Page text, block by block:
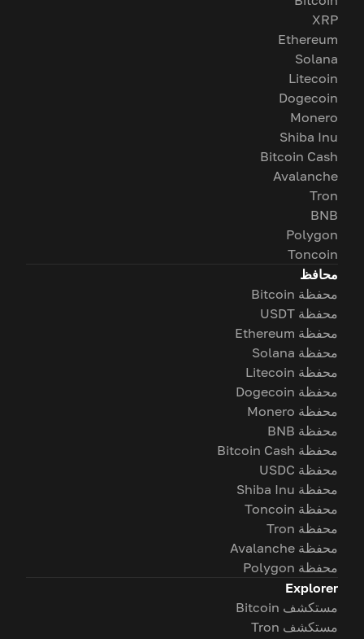
XRP
Ethereum
Solana
Litecoin
Dogecoin
Monero
Shiba Inu
Bitcoin Cash
Avalanche
Tron
BNB
Polygon
Toncoin
محافظ
محفظة Bitcoin
محفظة USDT
محفظة Ethereum
محفظة Solana
محفظة Litecoin
محفظة Dogecoin
محفظة Monero
محفظة BNB
محفظة Bitcoin Cash
محفظة USDC
محفظة Shiba Inu
محفظة Toncoin
محفظة Tron
محفظة Avalanche
محفظة Polygon
Explorer
مستكشف Bitcoin
مستكشف Tron